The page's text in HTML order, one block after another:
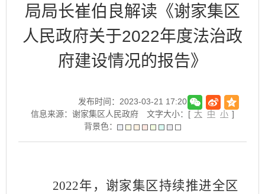
局局长崔伯良解读《谢家集区
人民政府关于2022年度法治政
府建设情况的报告》
发布时间：2023-03-21 17:20
信息来源：谢家集区人民政府
文字大小：[ 大 中 小 ]
背景色：
2022年，谢家集区持续推进全区